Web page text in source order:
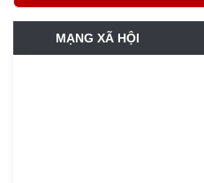
MẠNG XÃ HỘI